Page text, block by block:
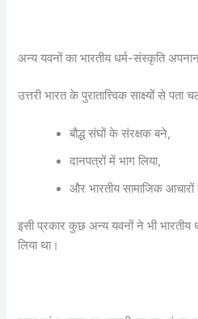
अन्य यवनों का भारतीय धर्म-संस्कृति
उत्तरी भारत के पुरातात्त्विक साक्ष्यों से
बौद्ध संघों के संरक्षक बने,
दानपत्रों में भाग लिया,
और भारतीय सामाजिक
इसी प्रकार कुछ अन्य यवनों ने भी
लिया था।